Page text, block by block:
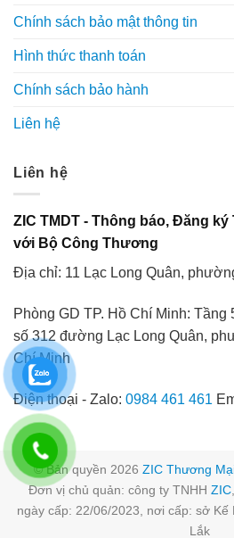
Chính sách bảo mật thông tin
Hình thức thanh toán
Chính sách bảo hành
Liên hệ
Liên hệ
ZIC TMDT - Thông báo, Đăng
với Bộ Công Thương
Địa chỉ: 11 Lạc Long Quân,
Phòng GD TP. Hồ Chí Minh: Tầng
số 312 đường Lạc Long Quân,
Chí Minh
Điện thoại - Zalo: 0984 461 461
© Bản quyền 2026 ZIC Thương
Đơn vị chủ quản: công ty TNHH ZIC
ngày cấp: 22/06/2023, nơi cấp: sở
Lắk